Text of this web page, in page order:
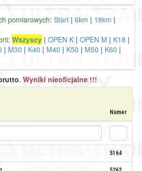
pomiarowych: Start | 6km | 18km |
Wszyscy | OPEN K | OPEN M | K18 |
| M30 | K40 | M40 | K50 | M50 | K60 |
. Wyniki nieoficjalne !!!
Numer
5164